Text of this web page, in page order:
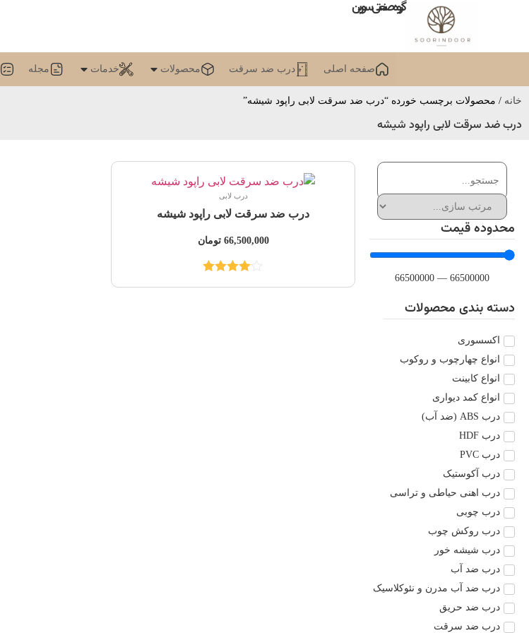
گروه صنعتی سورین
صفحه اصلی درب ضد سرقت محصولات خدمات مجله
خانه / محصولات برچسب خورده “درب ضد سرقت لابی راپود شیشه”
درب ضد سرقت لابی راپود شیشه
محدوده قیمت
66500000
—
66500000
دسته بندی محصولات
اکسسوری
انواع چهارچوب و روکوب
انواع کابینت
انواع کمد دیواری
درب ABS (ضد آب)
درب HDF
درب PVC
درب آکوستیک
درب اهنی حیاطی و تراسی
درب چوبی
درب روکش چوب
درب شیشه خور
درب ضد آب
درب ضد آب مدرن و نئوکلاسیک
درب ضد حریق
درب ضد سرقت
درب لابی
درب ضد سرقت لابی راپود شیشه
66,500,000 تومان